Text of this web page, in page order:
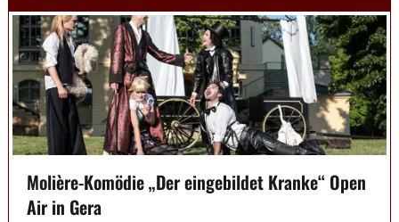
Molière-Komödie „Der eingebildet Kranke“ Open
Air in Gera